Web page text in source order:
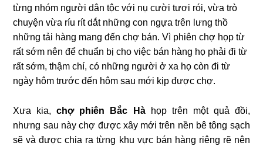
từng nhóm người dân tộc với nụ cười tươi rói, vừa trò
chuyện vừa ríu rít dắt những con ngựa trên lưng thồ
những tải hàng mang đến chợ bán. Vì phiên chợ họp từ
rất sớm nên để chuẩn bị cho việc bán hàng họ phải đi từ
rất sớm, thậm chí, có những người ở xa họ còn đi từ
ngày hôm trước đến hôm sau mới kịp được chợ.
Xưa kia,chợ phiên Bắc Hàhọp trên một quả đồi,
nhưng sau này chợ được xây mới trên nền bê tông sạch
sẽ và được chia ra từng khu vực bán hàng riêng rẽ nên